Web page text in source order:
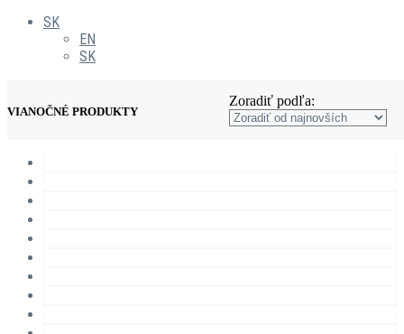
SK
EN
SK
VIANOČNÉ PRODUKTY
Zoradiť podľa: